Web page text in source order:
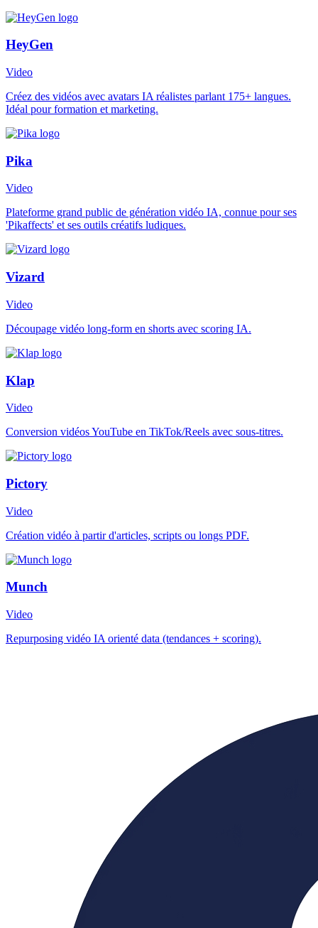
HeyGen
Video
Créez des vidéos avec avatars IA réalistes parlant 175+ langues.
Idéal pour formation et marketing.
Pika
Video
Plateforme grand public de génération vidéo IA, connue pour ses
'Pikaffects' et ses outils créatifs ludiques.
Vizard
Video
Découpage vidéo long-form en shorts avec scoring IA.
Klap
Video
Conversion vidéos YouTube en TikTok/Reels avec sous-titres.
Pictory
Video
Création vidéo à partir d'articles, scripts ou longs PDF.
Munch
Video
Repurposing vidéo IA orienté data (tendances + scoring).